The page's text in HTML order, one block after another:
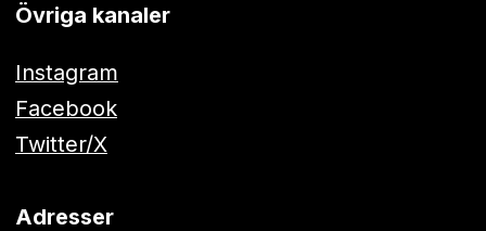
Övriga kanaler
Instagram
Facebook
Twitter/X
Adresser